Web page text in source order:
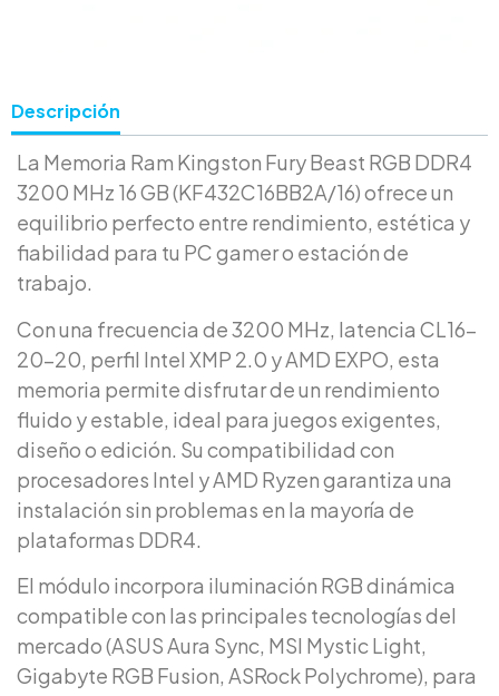
Descripción
La Memoria Ram Kingston Fury Beast RGB DDR4
3200 MHz 16 GB (KF432C16BB2A/16) ofrece un
equilibrio perfecto entre rendimiento, estética y
fiabilidad para tu PC gamer o estación de
trabajo.
Con una frecuencia de 3200 MHz, latencia CL16-
20-20, perfil Intel XMP 2.0 y AMD EXPO, esta
memoria permite disfrutar de un rendimiento
fluido y estable, ideal para juegos exigentes,
diseño o edición. Su compatibilidad con
procesadores Intel y AMD Ryzen garantiza una
instalación sin problemas en la mayoría de
plataformas DDR4.
El módulo incorpora iluminación RGB dinámica
compatible con las principales tecnologías del
mercado (ASUS Aura Sync, MSI Mystic Light,
Gigabyte RGB Fusion, ASRock Polychrome), para